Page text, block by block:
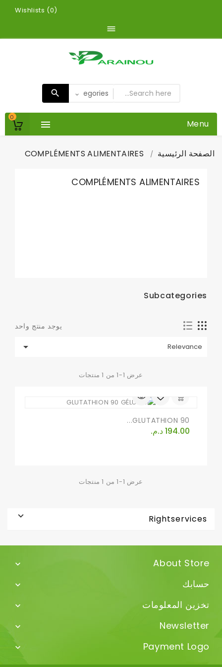
Wishlists (0)

0
 Menu
الصفحة الرئيسية COMPLÉMENTS ALIMENTAIRES
COMPLÉMENTS ALIMENTAIRES
Subcategories
يوجد منتج واحد
Relevance

عرض 1-1 من 1 منتجات
GLUTATHION 90...
السعر
194.00 د.م.‏
عرض 1-1 من 1 منتجات
Rightservices

About Store

حسابك 
تخزين المعلومات 
Newsletter

Payment Logo
